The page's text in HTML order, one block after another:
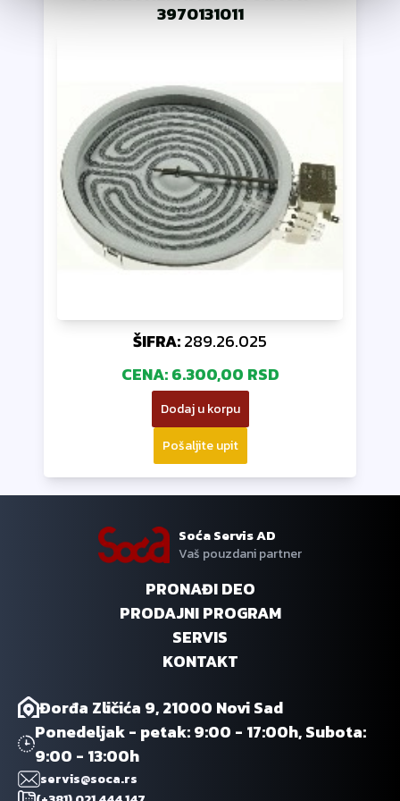
3970131011
ŠIFRA:289.26.025
CENA: 6.300,00 RSD
Dodaj u korpu
Pošaljite upit
Soća Servis AD
Vaš pouzdani partner
PRONAĐI DEO
PRODAJNI PROGRAM
SERVIS
KONTAKT
Đorđa Zličića 9, 21000 Novi Sad
Ponedeljak - petak: 9:00 - 17:00h, Subota:
9:00 - 13:00h
servis@soca.rs